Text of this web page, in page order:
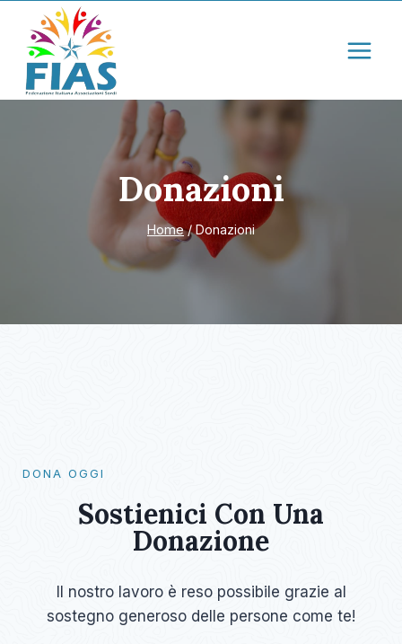
contenuto
Donazioni
Home / Donazioni
DONA OGGI​
Sostienici Con Una
Donazione​
Il nostro lavoro è reso possibile grazie al
sostegno generoso delle persone come te!